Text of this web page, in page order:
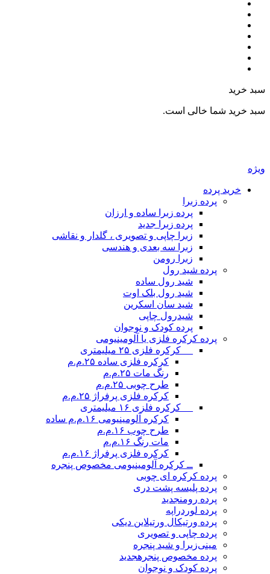
خرید
خرید شما خالی است.
خرید پرده
پرده زبرا
پرده زبرا ساده و ارزان
پرده زبرا جدید
زبرا چاپی و تصویری ، گلدار و نقاشی
زبرا سه بعدی و هندسی
زبرا رومن
پرده شید رول
شید رول ساده
شید رول بلک اوت
شید سان اسکرین
شیدرول چاپی
پرده کودک و نوجوان
پرده کرکره فلزی یا آلومینیومی
__ کرکره فلزی ۲۵ میلیمتری
کرکره فلزی ساده ۲۵.م.م
رنگ مات ۲۵.م.م
طرح چوبی ۲۵.م.م
کرکره فلزی پرفراژ ۲۵.م.م
__ کرکره فلزی ۱۶ میلیمتری
کرکره آلومینیومی ۱۶.م.م ساده
طرح چوب ۱۶.م.م
مات رنگ ۱۶.م.م
کرکره فلزی پرفراژ ۱۶.م.م
ــ کرکره آلومینیومی مخصوص پنجره
پرده کرکره ای چوبی
پرده پلیسه پشت دری
پرده رومنجدید
پرده لوردراپه
پرده ورتیکال ورتیلاین دیکی
پرده چاپی و تصویری
مینی‌زبرا و شید پنجره
پرده مخصوص پنجره جدید
پرده کودک و نوجوان